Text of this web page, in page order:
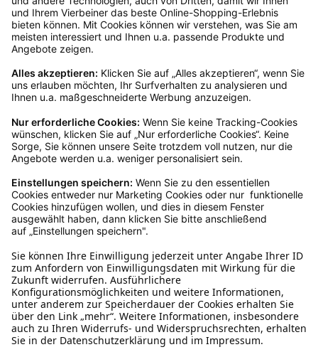
Gast bestellt, schreibe uns eine Email an
verkauf@schecker.de oder rufe zu unseren
Servicezeiten an, dann lassen wir dir ein
Mo – Fr 9 – 17 Uhr, Sa 9 – 13 Uhr
Ruf uns an
Schreibe uns
verkauf@schecker.de